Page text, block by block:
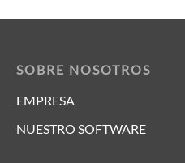
SOBRE NOSOTROS
EMPRESA
NUESTRO SOFTWARE